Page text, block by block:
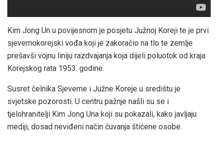
Kim Jong Un u povijesnom je posjetu Južnoj Koreji te je prvi
sjevernokorejski vođa koji je zakoračio na tlo te zemlje
prešavši vojnu liniju razdvajanja koja dijeli poluotok od kraja
Korejskog rata 1953. godine.
Susret čelnika Sjeverne i Južne Koreje u središtu je
svjetske pozorosti. U centru pažnje našli su se i
tjelohranitelji Kim Jong Una koji su pokazali, kako javljaju
mediji, dosad neviđeni način čuvanja štićene osobe.